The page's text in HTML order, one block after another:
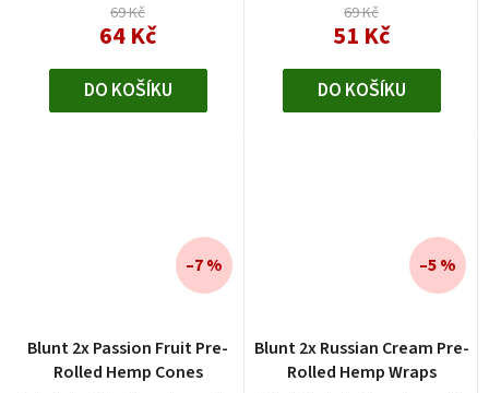
69 Kč
64 Kč
DO KOŠÍKU
69 Kč
51 Kč
DO KOŠÍKU
Blunt 2x Passion Fruit Pre-
Rolled Hemp Cones
–7 %
Blunt 2x Russian Cream Pre-
Rolled Hemp Wraps
–5 %